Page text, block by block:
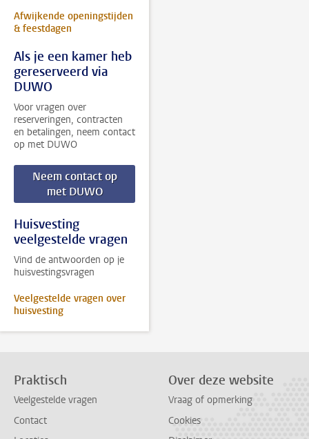
Afwijkende openingstijden
& feestdagen
Als je een kamer heb
gereserveerd via
DUWO
Voor vragen over
reserveringen, contracten
en betalingen, neem contact
op met DUWO
Neem contact op
met DUWO
Huisvesting
veelgestelde vragen
Vind de antwoorden op je
huisvestingsvragen
Veelgestelde vragen over
huisvesting
Praktisch
Veelgestelde vragen
Contact
Over deze website
Vraag of opmerking
Cookies